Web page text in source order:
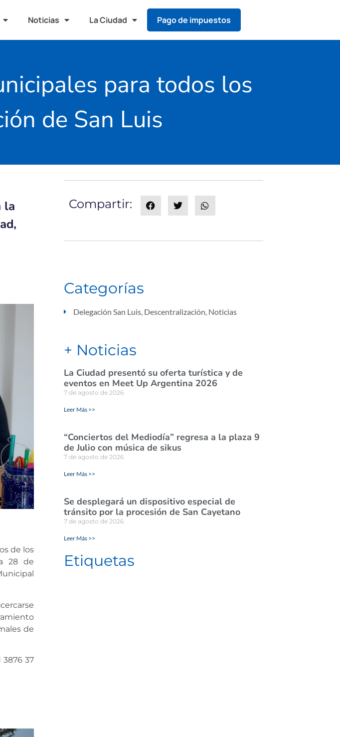
Noticias La Ciudad Pago de impuestos
para todos los
de San Luis
la
de los
28 de
de
37
Compartir:
Categorías
Delegación San Luis, Descentralización, Noticias
+ Noticias
La Ciudad presentó su oferta turística y de
eventos en Meet Up Argentina 2026
7 de agosto de 2026
Leer Más >>
“Conciertos del Mediodía” regresa a la plaza 9
de Julio con música de sikus
7 de agosto de 2026
Leer Más >>
Se desplegará un dispositivo especial de
tránsito por la procesión de San Cayetano
7 de agosto de 2026
Leer Más >>
Etiquetas